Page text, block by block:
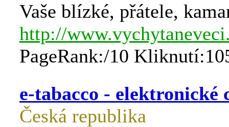
Vaše blízké, přátele,
http://
PageRank:/10
e-tabacco - elektronické
Česká republika